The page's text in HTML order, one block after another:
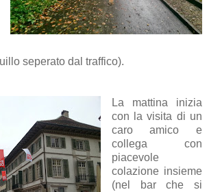
seperato dal traffico).
La mattina inizia
con la visita di un
caro amico e
collega con
piacevole
colazione insieme
(nel bar che si